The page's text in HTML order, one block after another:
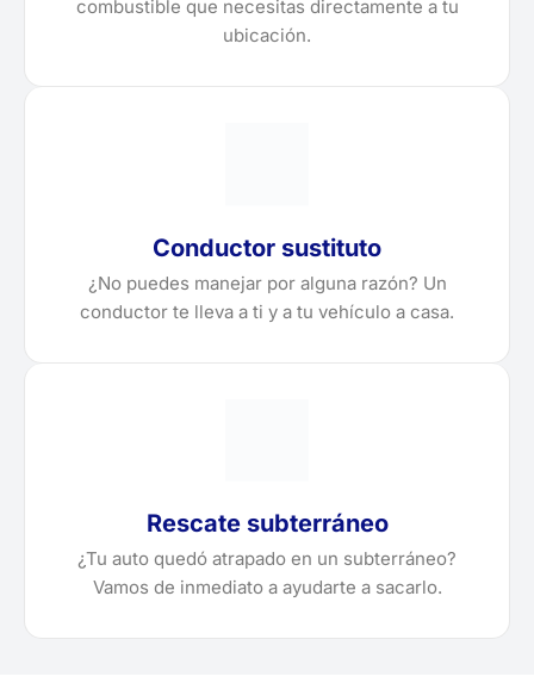
combustible que necesitas directamente a tu
ubicación.
Conductor sustituto
¿No puedes manejar por alguna razón? Un
conductor te lleva a ti y a tu vehículo a casa.
Rescate subterráneo
¿Tu auto quedó atrapado en un subterráneo?
Vamos de inmediato a ayudarte a sacarlo.